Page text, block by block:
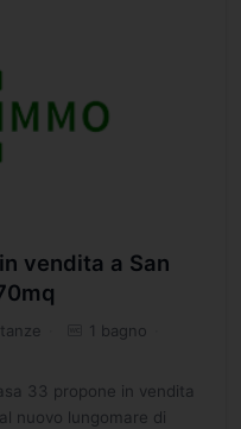
vendita a San
1 bagno
33 propone in vendita
nuovo lungomare di